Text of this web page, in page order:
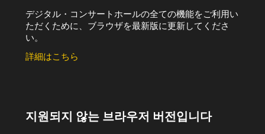
デジタル・コンサートホールの全ての機能をご利用い
ただくために、ブラウザを最新版に更新してくださ
い。
詳細はこちら
지원되지 않는 브라우저 버전입니다